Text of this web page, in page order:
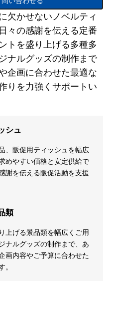
欠かせないノベルティ
々の感謝を伝える定番
トを盛り上げる多種多
ナルグッズの制作まで
企画に合わせた最適な
りを力強くサポートい
シュ
、販促用ティッシュを幅広
めやすい価格と安定供給で
謝を伝える販促活動を支援
類
上げる景品類を幅広くご用
ナルグッズの制作まで、あ
画内容やご予算に合わせた
。